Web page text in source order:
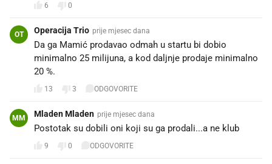
6 0
OT Operacija Trio prije mjesec dana
Da ga Mamić prodavao odmah u startu bi dobio
minimalno 25 milijuna, a kod daljnje prodaje minimalno
20 %.
13 3 ODGOVORITE
MM Mladen Mladen prije mjesec dana
Postotak su dobili oni koji su ga prodali...a ne klub
9 0 ODGOVORITE